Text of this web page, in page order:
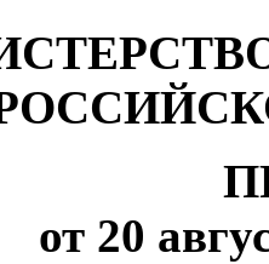
от 20